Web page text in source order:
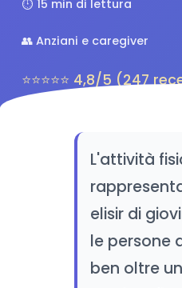
⏱️ 15 min di lettura
👥 Anziani e caregiver
⭐⭐⭐⭐⭐ 4,8/5 (247
L'attività
elisir di
le persone
ben oltre